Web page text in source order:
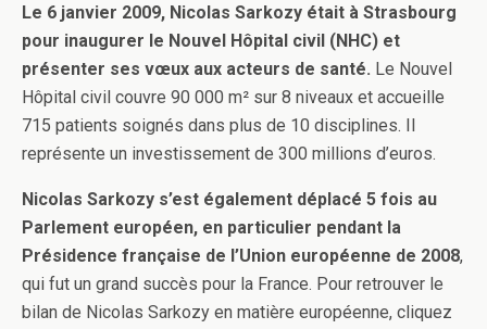
Le 6 janvier 2009, Nicolas Sarkozy était à Strasbourg
pour inaugurer le Nouvel Hôpital civil (NHC) et
présenter ses vœux aux acteurs de santé. Le Nouvel
Hôpital civil couvre 90 000 m² sur 8 niveaux et accueille
715 patients soignés dans plus de 10 disciplines. Il
représente un investissement de 300 millions d’euros.
Nicolas Sarkozy s’est également déplacé 5 fois au
Parlement européen, en particulier pendant la
Présidence française de l’Union européenne de 2008,
qui fut un grand succès pour la France. Pour retrouver le
bilan de Nicolas Sarkozy en matière européenne, cliquez